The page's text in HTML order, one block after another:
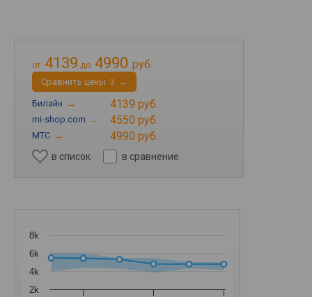
от 4139 до 4990 руб.
Cравнить цены 3 →
Билайн → 4139 руб.
mi-shop.com → 4550 руб.
МТС → 4990 руб.
в список в сравнение
2k
4k
6k
8k